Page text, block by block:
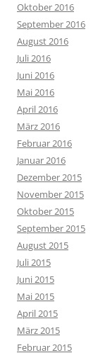
Oktober 2016
September 2016
August 2016
Juli 2016
Juni 2016
Mai 2016
April 2016
März 2016
Februar 2016
Januar 2016
Dezember 2015
November 2015
Oktober 2015
September 2015
August 2015
Juli 2015
Juni 2015
Mai 2015
April 2015
März 2015
Februar 2015